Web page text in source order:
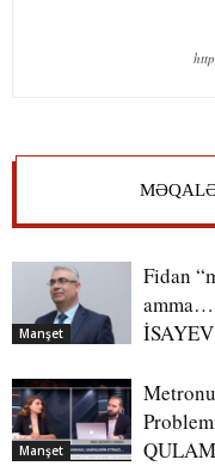
Manşet
Fidan
Manşet